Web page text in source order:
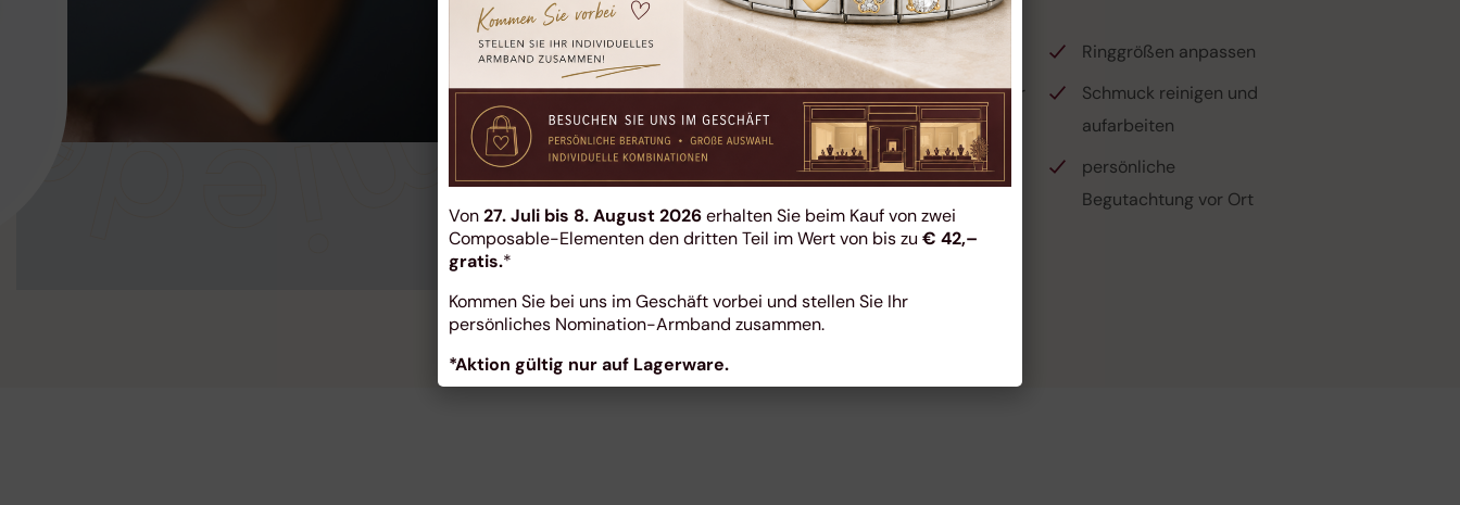
individuelle Anfertigungen
Umarbeitungen bestehender
Schmuckstücke
Reparaturen von Ringen und
Verschlüsse erneuern
Ringgrößen anpassen
Schmuck reinigen und
aufarbeiten
persönliche
Begutachtung vor Ort
Von27. Juli bis 8. August 2026erhalten Sie beim Kauf von zwei
Composable-Elementen den dritten Teil im Wert von bis zu€ 42,–
gratis.*
Kommen Sie bei uns im Geschäft vorbei und stellen Sie Ihr
persönliches Nomination-Armband zusammen.
*Aktion gültig nur auf Lagerware.